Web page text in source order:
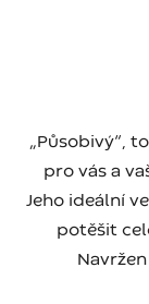
„Působivý“,
pro vás a
Jeho ideální
potěšit